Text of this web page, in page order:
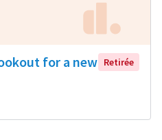
for a new Retirée